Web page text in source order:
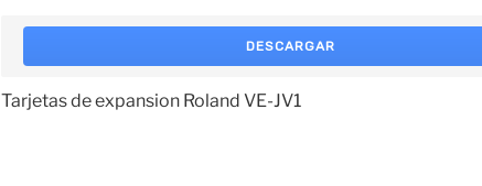
DESCARGAR
Tarjetas de expansion Roland VE-JV1